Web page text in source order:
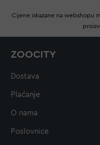
Cijene iskazane na webshopu
ZOOCITY
Dostava
Plaćanje
O nama
Poslovnice